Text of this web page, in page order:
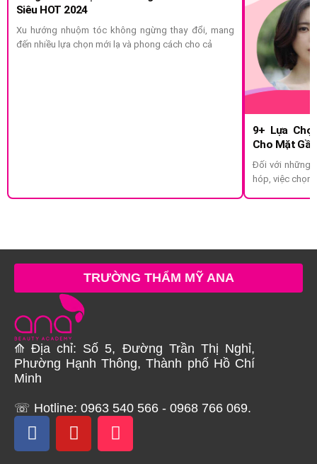
Siêu HOT 2024
Xu hướng nhuộm tóc không ngừng thay đổi, mang
đến nhiều lựa chọn mới lạ và phong cách cho cả
9+ Lựa
Cho Mặt
Đối với những
hóp, việc chọn
TRƯỜNG THẨM MỸ ANA
⟰ Địa chỉ: Số 5, Đường Trần Thị Nghỉ,
Phường Hạnh Thông, Thành phố Hồ Chí
Minh
☏ Hotline: 0963 540 566 - 0968 766 069.